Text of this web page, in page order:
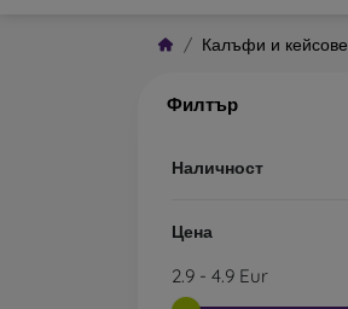
Калъфи и кейсове
Филтър
Наличност
Цена
2.9 - 4.9 Eur